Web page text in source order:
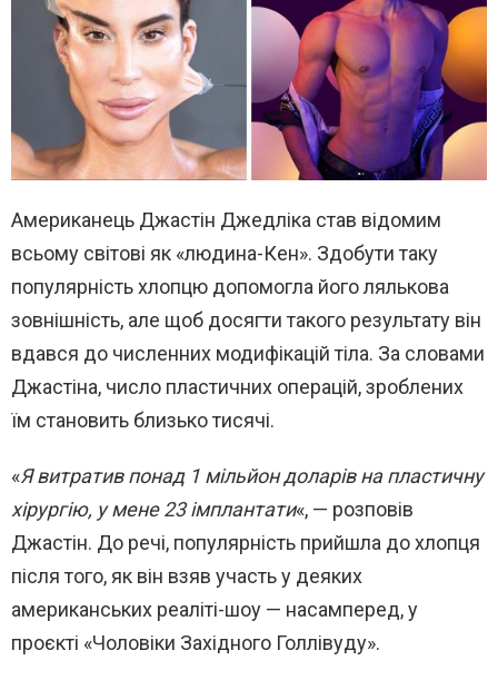
Американець Джастін Джедліка став відомим
всьому світові як «людина-Кен». Здобути таку
популярність хлопцю допомогла його лялькова
зовнішність, але щоб досягти такого результату він
вдався до численних модифікацій тіла. За словами
Джастіна, число пластичних операцій, зроблених
їм становить близько тисячі.
«Я витратив понад 1 мільйон доларів на пластичну
хірургію, у мене 23 імплантати«, — розповів
Джастін. До речі, популярність прийшла до хлопця
після того, як він взяв участь у деяких
американських реаліті-шоу — насамперед, у
проєкті «Чоловіки Західного Голлівуду».